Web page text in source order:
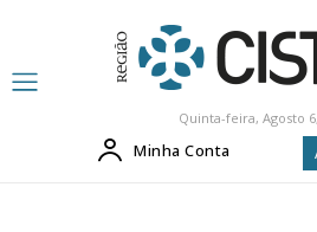
Quinta-feira, Agosto
Minha Conta